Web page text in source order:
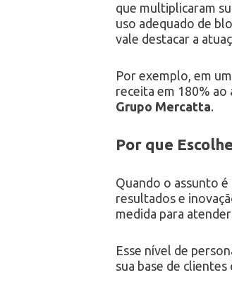
que multiplicaram
uso adequado de
vale destacar a
Por exemplo, em
receita em 180%
Grupo Mercatta.
Por que
Quando o assunto
resultados e
medida para
Esse nível de
sua base de